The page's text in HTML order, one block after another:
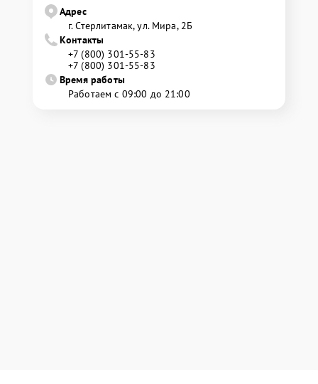
Адрес
г. Стерлитамак, ул. Мира, 2Б
Контакты
+7 (800) 301-55-83
+7 (800) 301-55-83
Время работы
Работаем с 09:00 до 21:00